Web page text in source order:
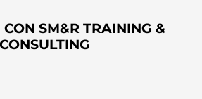
CON SM&R TRAINING &
CONSULTING